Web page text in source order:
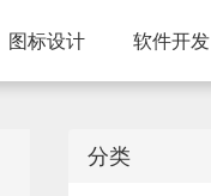
图标设计 软件开发
分类